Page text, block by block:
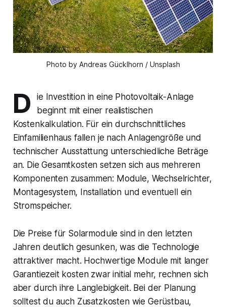
Photo by Andreas Gücklhorn / Unsplash
D
ie Investition in eine Photovoltaik-Anlage
beginnt mit einer realistischen
Kostenkalkulation. Für ein durchschnittliches
Einfamilienhaus fallen je nach Anlagengröße und
technischer Ausstattung unterschiedliche Beträge
an. Die Gesamtkosten setzen sich aus mehreren
Komponenten zusammen: Module, Wechselrichter,
Montagesystem, Installation und eventuell ein
Stromspeicher.
Die Preise für Solarmodule sind in den letzten
Jahren deutlich gesunken, was die Technologie
attraktiver macht. Hochwertige Module mit langer
Garantiezeit kosten zwar initial mehr, rechnen sich
aber durch ihre Langlebigkeit. Bei der Planung
solltest du auch Zusatzkosten wie Gerüstbau,